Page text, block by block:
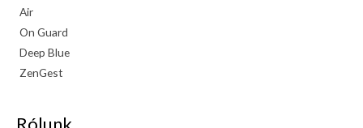
Air
On Guard
Deep Blue
ZenGest